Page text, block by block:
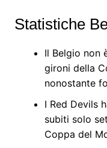
Statistiche
Il Belgio non
gironi della
nonostante
I Red Devils
subiti solo
Coppa del